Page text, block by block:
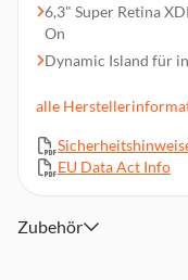
6,3" Super Retina
On
Dynamic Island für
Ultraweitwinkel)
Dolby Vision Video
Bis zu 30 Stunden
alle
EU Data Act Info
Zubehör